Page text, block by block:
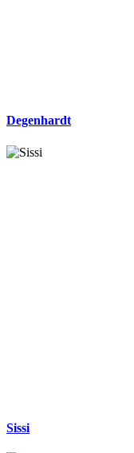
Degenhardt
Sissi